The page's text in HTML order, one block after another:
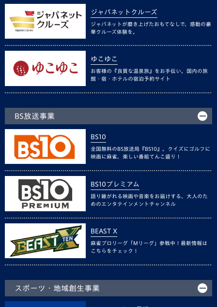
ジャパネットクルーズ
ジャパネットが磨き上げたおもてなしで、感動の豪
華クルーズ体験を。
ゆこゆこ
お客様の『良質な温泉旅』をお手伝い。国内の旅
館・宿・ホテルの宿泊予約サイト
BS放送事業
BS10
全国無料のBS放送局『BS10』。クイズにゴルフに
映画に麻雀、楽しい番組てんこ盛り！
BS10プレミアム
語り継がれる映画や音楽をお届けする、大人のた
めのエンタテインメントチャンネル
BEAST X
麻雀プロリーグ「Mリーグ」参戦中！最新情報は
こちらをチェック！
スポーツ・地域創生事業